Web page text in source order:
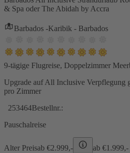
& Spa oder The Abidah by Accra
Barbados -Karibik - Barbados
9-tägige Flugreise, Doppelzimmer
Upgrade auf All Inclusive Verpflegung
pro Zimmer
253464Bestellnr.:
Pauschalreise
Alter Preisab €2.999,- ab €1.999,-